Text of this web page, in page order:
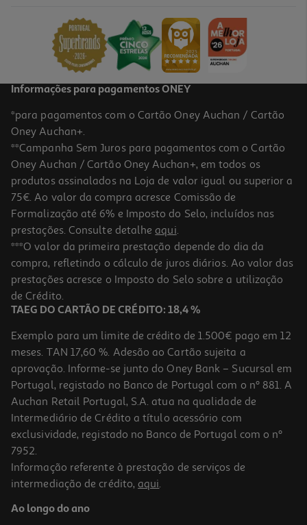
Informações para pagamentos ONEY
*para pagamentos com o Cartão Oney Auchan / Cartão
Oney Auchan+.
**Campanha Sem Juros para pagamentos com o Cartão
Oney Auchan / Cartão Oney Auchan+, em todos os
produtos assinalados na Loja de valor igual ou superior a
75€. Ao valor da compra acresce Comissão de
Formalização até 6% e Imposto do Selo, incluídos nas
prestações. Consulte detalhe aqui.
***O valor da primeira prestação depende do dia da
compra, refletindo o cálculo de juros diários. Ao valor das
prestações acresce o Imposto do Selo sobre a utilização
de Crédito.
TAEG DO CARTÃO DE CRÉDITO: 18,4 %
Exemplo para um limite de crédito de 1.500€ pago em 12
meses. TAN 17,60 %. Adesão ao Cartão sujeita a
aprovação. Informe-se junto do Oney Bank – Sucursal em
Portugal, registado no Banco de Portugal com o nº 881. A
Auchan Retail Portugal, S.A. atua na qualidade de
Intermediário de Crédito a título acessório com
exclusividade, registado no Banco de Portugal com o nº
7952.
Informação referente à prestação de serviços de
intermediação de crédito, aqui.
Ao longo do ano